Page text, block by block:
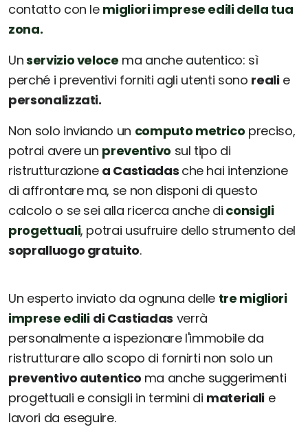
contatto con le migliori imprese edili della tua
zona.
Unservizio veloce ma anche autentico: sì
perché i preventivi forniti agli utenti sono realie
personalizzati.
Non solo inviando un computo metrico preciso,
potrai avere un preventivo sul tipo di
ristrutturazione a Castiadas che hai intenzione
di affrontare ma, se non disponi di questo
calcolo o se sei alla ricerca anche di consigli
progettuali, potrai usufruire dello strumento del
sopralluogo gratuito.
Un esperto inviato da ognuna delle tre migliori
imprese edili di Castiadas verrà
personalmente a ispezionare l'immobile da
ristrutturare allo scopo di fornirti non solo un
preventivo autentico ma anche suggerimenti
progettuali e consigli in termini di materialie
lavori da eseguire.